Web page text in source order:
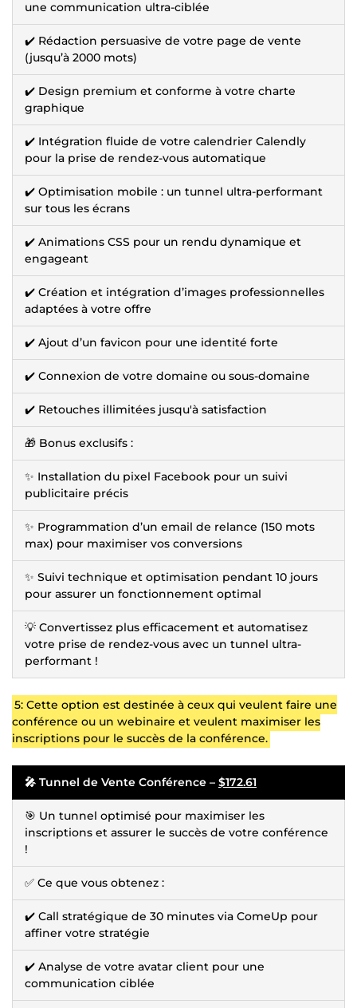
une communication ultra-ciblée
✔️ Rédaction persuasive de votre page de vente
(jusqu’à 2000 mots)
✔️ Design premium et conforme à votre charte
graphique
✔️ Intégration fluide de votre calendrier Calendly
pour la prise de rendez-vous automatique
✔️ Optimisation mobile : un tunnel ultra-performant
sur tous les écrans
✔️ Animations CSS pour un rendu dynamique et
engageant
✔️ Création et intégration d’images professionnelles
adaptées à votre offre
✔️ Ajout d’un favicon pour une identité forte
✔️ Connexion de votre domaine ou sous-domaine
✔️ Retouches illimitées jusqu'à satisfaction
🎁 Bonus exclusifs :
✨ Installation du pixel Facebook pour un suivi
publicitaire précis
✨ Programmation d’un email de relance (150 mots
max) pour maximiser vos conversions
✨ Suivi technique et optimisation pendant 10 jours
pour assurer un fonctionnement optimal
💡 Convertissez plus efficacement et automatisez
votre prise de rendez-vous avec un tunnel ultra-
performant !
5: Cette option est destinée à ceux qui veulent faire une
conférence ou un webinaire et veulent maximiser les
inscriptions pour le succès de la conférence.
🎤 Tunnel de Vente Conférence – $172.61
🎯 Un tunnel optimisé pour maximiser les
inscriptions et assurer le succès de votre conférence
!
✅ Ce que vous obtenez :
✔️ Call stratégique de 30 minutes via ComeUp pour
affiner votre stratégie
✔️ Analyse de votre avatar client pour une
communication ciblée